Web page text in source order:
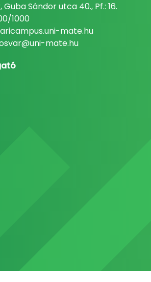
Sándor utca 40., Pf.: 16.
1000
mate.hu
mate.hu